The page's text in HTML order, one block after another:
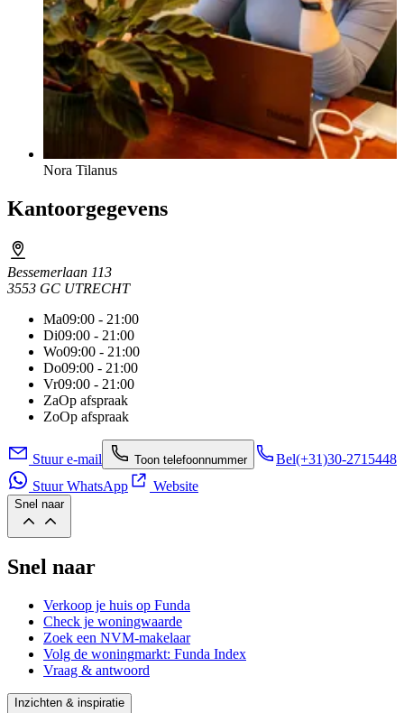
Nora Tilanus
Kantoorgegevens
Bessemerlaan 113
3553 GC UTRECHT
Ma09:00 - 21:00
Di09:00 - 21:00
Wo09:00 - 21:00
Do09:00 - 21:00
Vr09:00 - 21:00
ZaOp afspraak
ZoOp afspraak
Stuur e-mail Toon telefoonnummer Bel(+31)30-2715448
Stuur WhatsApp
Website
Snel naar
Snel naar
Verkoop je huis op Funda
Check je woningwaarde
Zoek een NVM-makelaar
Volg de woningmarkt: Funda Index
Vraag & antwoord
Inzichten & inspiratie